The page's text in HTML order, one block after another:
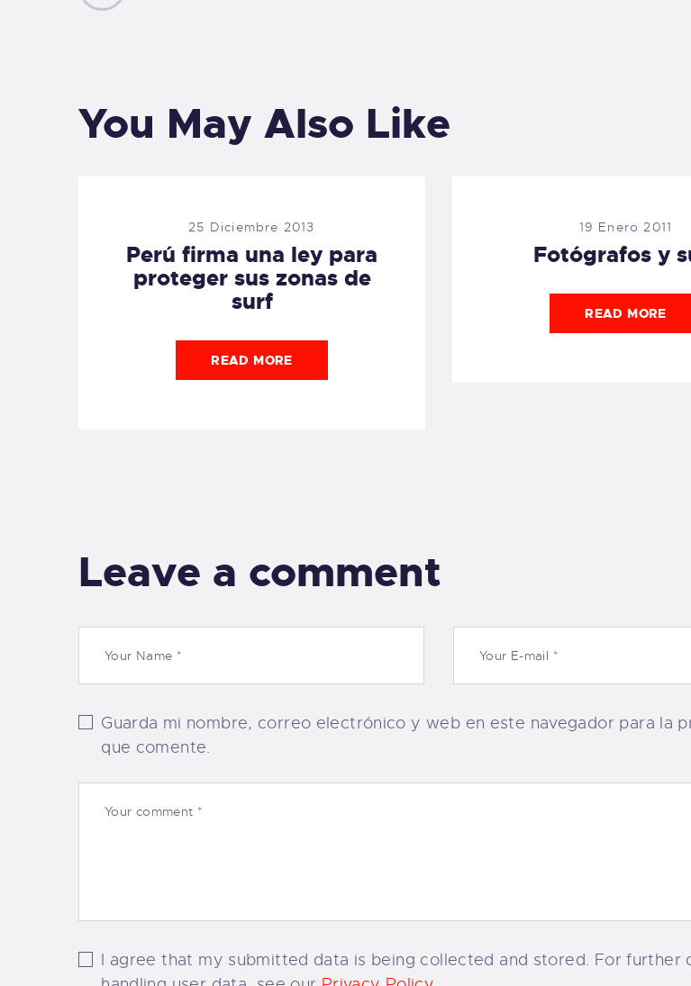
You May Also Like
25 Diciembre 2013
Perú firma una ley para
proteger sus zonas de
surf
READ MORE
19 Enero 2011
Fotógrafos y
READ MORE
Leave a comment
Guarda mi nombre, correo electrónico y web en este navegador para la
que comente.
I agree that my submitted data is being collected and stored. For further